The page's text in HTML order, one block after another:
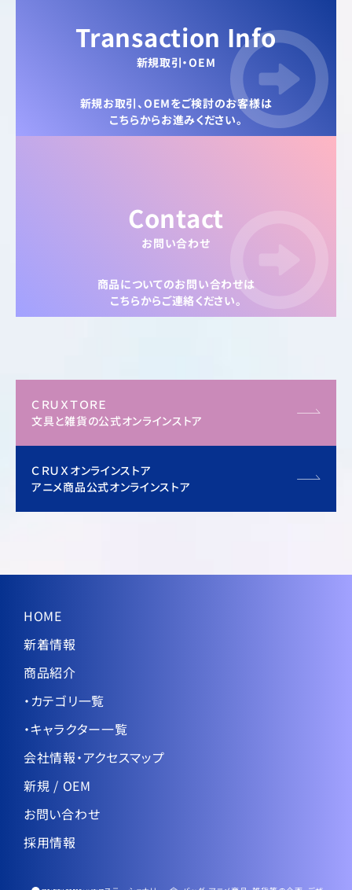
Transaction Info
新規取引・OEM
新規お取引、OEMをご検討のお客様は
こちらからお進みください。
Contact
お問い合わせ
商品についてのお問い合わせは
こちらからご連絡ください。
ＣＲＵＸＴＯＲＥ
文具と雑貨の公式オンラインストア
ＣＲＵＸオンラインストア
アニメ商品公式オンラインストア
HOME
新着情報
商品紹介
・カテゴリ一覧
・キャラクター一覧
会社情報・アクセスマップ
新規 / OEM
お問い合わせ
採用情報